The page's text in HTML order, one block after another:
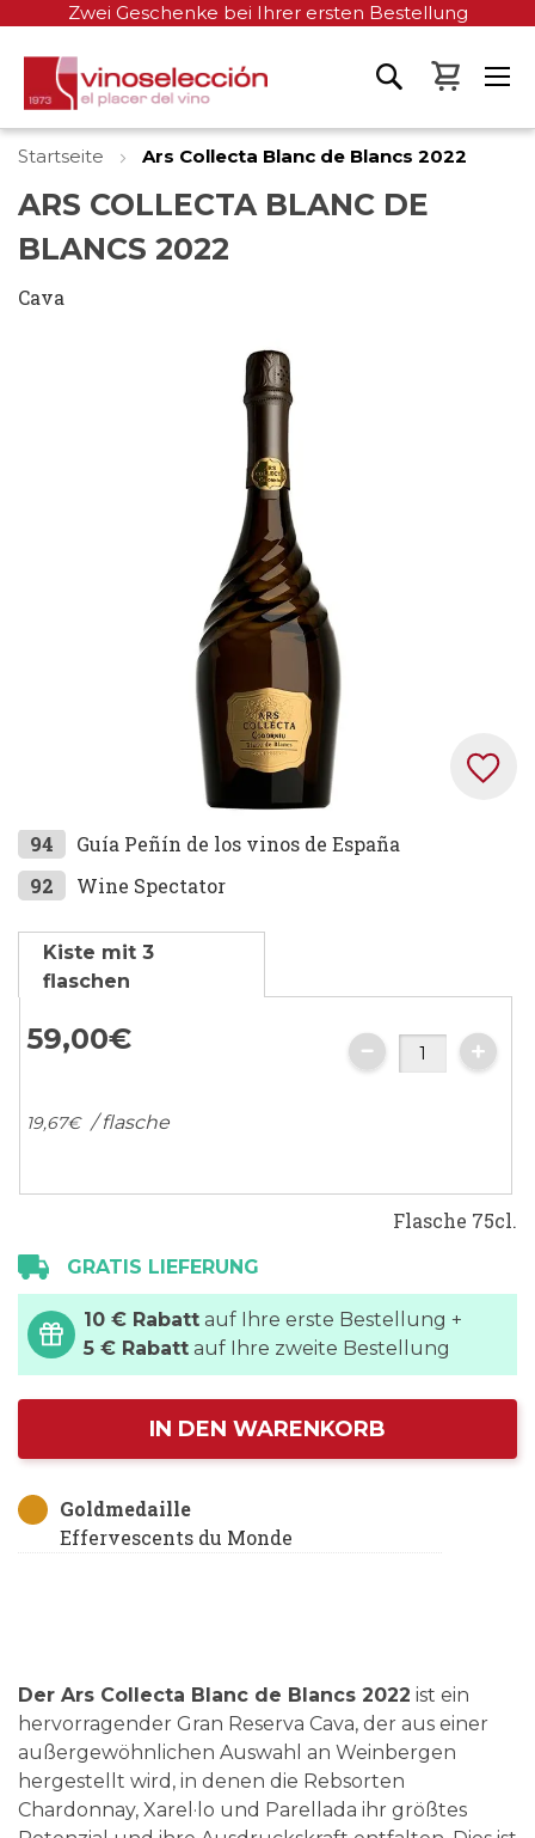
Zwei Geschenke bei Ihrer ersten Bestellung
Mein
Startseite Ars Collecta Blanc de Blancs 2022
ARS COLLECTA BLANC DE
BLANCS 2022
Cava
Zum
Anfang
der
Bildgalerie
springen
94
Guía Peñín de los vinos de España
92
Wine Spectator
Kiste mit 3
flaschen
59,00€
19,67€ / flasche
Flasche 75cl.
GRATIS LIEFERUNG
10 € Rabatt auf Ihre erste Bestellung +
5 € Rabatt auf Ihre zweite Bestellung
IN DEN WARENKORB
Goldmedaille
Effervescents du Monde
Der Ars Collecta Blanc de Blancs 2022 ist ein
hervorragender Gran Reserva Cava, der aus einer
außergewöhnlichen Auswahl an Weinbergen
hergestellt wird, in denen die Rebsorten
Chardonnay, Xarel·lo und Parellada ihr größtes